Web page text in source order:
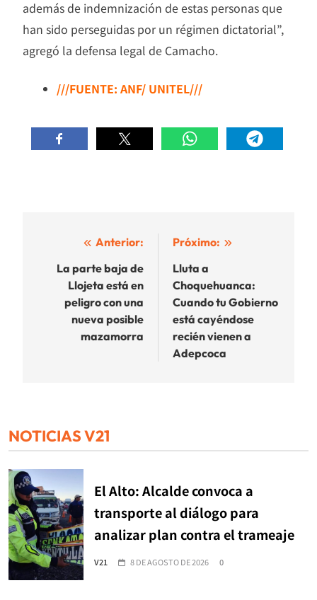
además de indemnización de estas personas que
han sido perseguidas por un régimen dictatorial”,
agregó la defensa legal de Camacho.
///FUENTE: ANF/ UNITEL///
Navegación
entradas
Anterior:
La parte baja de
Llojeta está en
peligro con una
nueva posible
mazamorra
Próximo:
Lluta a
Choquehuanca:
Cuando tu Gobierno
está cayéndose
recién vienen a
Adepcoca
NOTICIAS V21
El Alto: Alcalde convoca a
transporte al diálogo para
analizar plan contra el trameaje
V21 8 DE AGOSTO DE 2026 0